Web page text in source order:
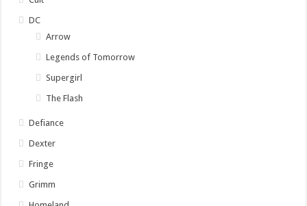
DC
Arrow
Legends of Tomorrow
Supergirl
The Flash
Defiance
Dexter
Fringe
Grimm